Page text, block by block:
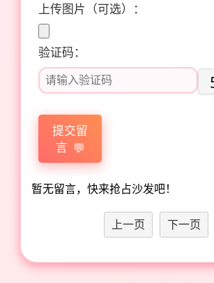
上传图片（可选）：
验证码：
提交留
言
暂无留言，快来抢占沙发吧！
上一页 下一页